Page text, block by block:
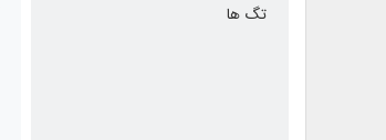
تگ ها